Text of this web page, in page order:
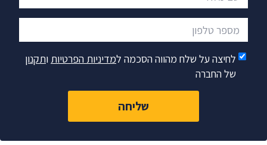
מספר טלפון
לחיצה על שלח מהווה הסכמה למדיניות הפרטיות ותקנון
של החברה
שליחה